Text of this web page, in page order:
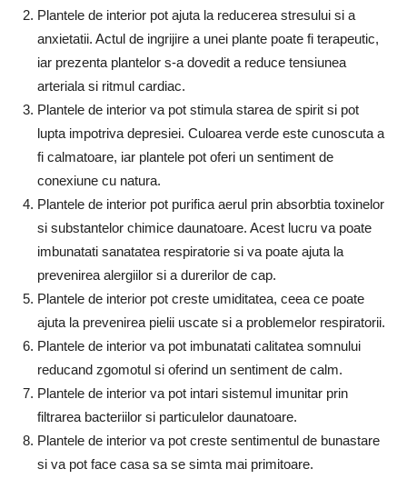
Plantele de interior pot ajuta la reducerea stresului si a
anxietatii. Actul de ingrijire a unei plante poate fi terapeutic,
iar prezenta plantelor s-a dovedit a reduce tensiunea
arteriala si ritmul cardiac.
Plantele de interior va pot stimula starea de spirit si pot
lupta impotriva depresiei. Culoarea verde este cunoscuta a
fi calmatoare, iar plantele pot oferi un sentiment de
conexiune cu natura.
Plantele de interior pot purifica aerul prin absorbtia toxinelor
si substantelor chimice daunatoare. Acest lucru va poate
imbunatati sanatatea respiratorie si va poate ajuta la
prevenirea alergiilor si a durerilor de cap.
Plantele de interior pot creste umiditatea, ceea ce poate
ajuta la prevenirea pielii uscate si a problemelor respiratorii.
Plantele de interior va pot imbunatati calitatea somnului
reducand zgomotul si oferind un sentiment de calm.
Plantele de interior va pot intari sistemul imunitar prin
filtrarea bacteriilor si particulelor daunatoare.
Plantele de interior va pot creste sentimentul de bunastare
si va pot face casa sa se simta mai primitoare.